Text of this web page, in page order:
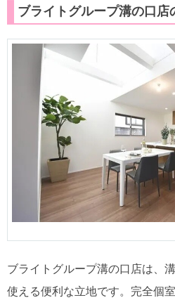
ブライトグループ溝の口店
ブライトグループ溝の口店は、
使える便利な立地です。完全個